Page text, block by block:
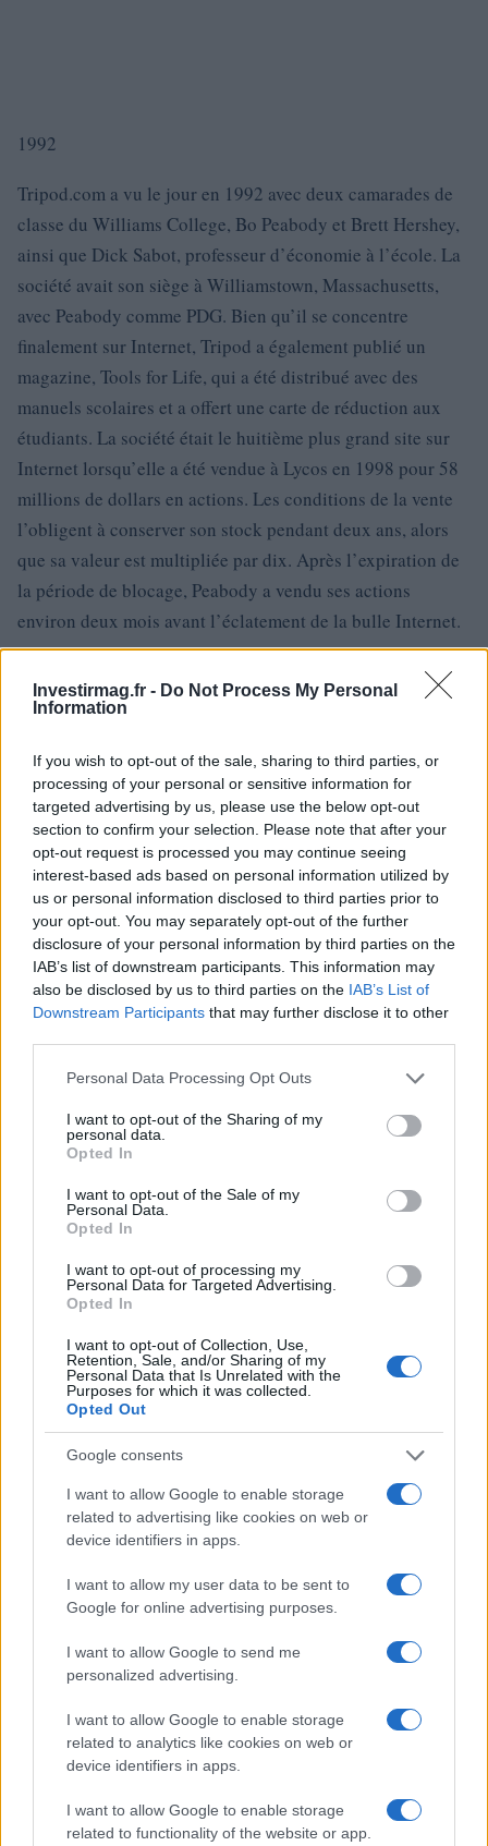
Investirmag.fr - Do Not Process My Personal
Information
If you wish to opt-out of the sale, sharing to third parties, or
processing of your personal or sensitive information for
targeted advertising by us, please use the below opt-out
section to confirm your selection. Please note that after your
opt-out request is processed you may continue seeing
interest-based ads based on personal information utilized by
us or personal information disclosed to third parties prior to
your opt-out. You may separately opt-out of the further
disclosure of your personal information by third parties on the
IAB’s list of downstream participants. This information may
also be disclosed by us to third parties on the IAB’s List of
Downstream Participants that may further disclose it to other
Please note that this website/app uses one or more Google
not limited to your visit or usage behaviour. You may click to
grant or deny consent to Google and its third-party tags to
use your data for below specified purposes in below Google
consent section.
Personal Data Processing Opt Outs
I want to opt-out of the Sharing of my
personal data.
Opted In
I want to opt-out of the Sale of my
Personal Data.
Opted In
I want to opt-out of processing my
Personal Data for Targeted Advertising.
Opted In
I want to opt-out of Collection, Use,
Retention, Sale, and/or Sharing of my
Personal Data that Is Unrelated with the
Purposes for which it was collected.
Opted Out
Google consents
I want to allow Google to enable storage
related to advertising like cookies on web or
device identifiers in apps.
I want to allow my user data to be sent to
Google for online advertising purposes.
I want to allow Google to send me
personalized advertising.
I want to allow Google to enable storage
related to analytics like cookies on web or
device identifiers in apps.
I want to allow Google to enable storage
related to functionality of the website or app.
1992
Tripod.com a vu le jour en 1992 avec deux camarades de
classe du Williams College, Bo Peabody et Brett Hershey,
ainsi que Dick Sabot, professeur d’économie à l’école. La
société avait son siège à Williamstown, Massachusetts,
avec Peabody comme PDG. Bien qu’il se concentre
finalement sur Internet, Tripod a également publié un
magazine, Tools for Life, qui a été distribué avec des
manuels scolaires et a offert une carte de réduction aux
étudiants. La société était le huitième plus grand site sur
Internet lorsqu’elle a été vendue à Lycos en 1998 pour 58
millions de dollars en actions. Les conditions de la vente
l’obligent à conserver son stock pendant deux ans, alors
que sa valeur est multipliée par dix. Après l’expiration de
la période de blocage, Peabody a vendu ses actions
environ deux mois avant l’éclatement de la bulle Internet.
Bo Peabody (né en 1971) est un entrepreneur, un capital-
risqueur et un dirigeant d’Internet qui a co-fondé
Tripod.com, l’un des premiers dot-com, en 1992. Il est
actuellement le co-fondateur et président exécutif de
Seated, une entreprise de tarification dynamique plate-
forme pour les restaurants. Il est également partenaire de
capital-risque et entrepreneur en résidence chez Greycroft
Partners.
Giorgia Stromeo
Continuez la lecture